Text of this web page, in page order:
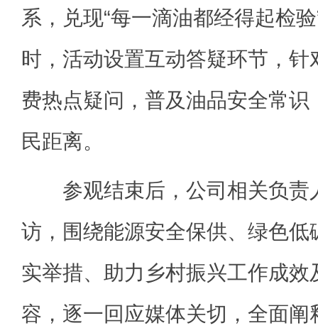
系，兑现“每一滴油都经得起检
时，活动设置互动答疑环节，
费热点疑问，普及油品安全常
民距离。
参观结束后，公司相关负责
访，围绕能源安全保供、绿色低
实举措、助力乡村振兴工作成
容，逐一回应媒体关切，全面阐